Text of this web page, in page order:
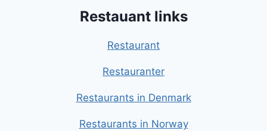
Restauant links
Restaurant
Restauranter
Restaurants in Denmark
Restaurants in Norway